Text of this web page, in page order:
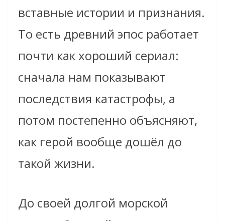
вставные истории и признания.
То есть древний эпос работает
почти как хороший сериал:
сначала нам показывают
последствия катастрофы, а
потом постепенно объясняют,
как герой вообще дошёл до
такой жизни.
До своей долгой морской